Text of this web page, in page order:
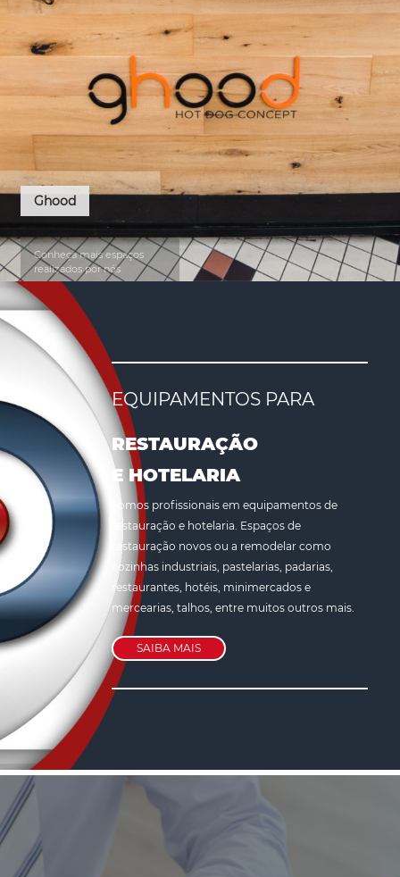
Ghood
Conheça mais espaços
realizados por nós
EQUIPAMENTOS PARA
RESTAURAÇÃO
E HOTELARIA
Somos profissionais em equipamentos de
restauração e hotelaria. Espaços de
restauração novos ou a remodelar como
cozinhas industriais, pastelarias, padarias,
restaurantes, hotéis, minimercados e
mercearias, talhos, entre muitos outros mais.
SAIBA MAIS